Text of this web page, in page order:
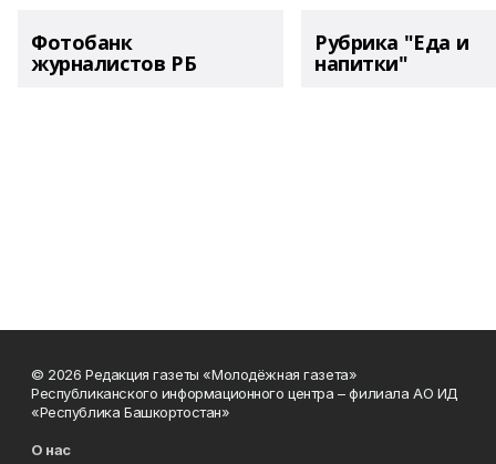
Фотобанк
журналистов РБ
Рубрика "Еда и
напитки"
© 2026 Редакция газеты «Молодёжная газета»
Республиканского информационного центра – филиала АО ИД
«Республика Башкортостан»
О нас